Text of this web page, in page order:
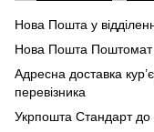
Нова Пошта у
Нова Пошта Поштомат
Адресна доставка
перевізника
Укрпошта Стандарт до